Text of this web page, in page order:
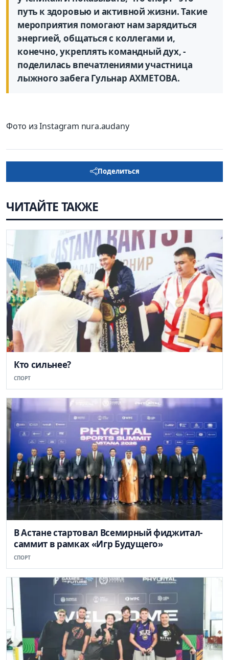
путь к здоровью и активной жизни. Такие
мероприятия помогают нам зарядиться
энергией, общаться с коллегами и,
конечно, укреплять командный дух, -
поделилась впечатлениями участница
лыжного забега Гульнар АХМЕТОВА.
Фото из Instagram nura.audany
Поделиться
ЧИТАЙТЕ ТАКЖЕ
Кто сильнее?
СПОРТ
В Астане стартовал Всемирный фиджитал-
саммит в рамках «Игр Будущего»
СПОРТ